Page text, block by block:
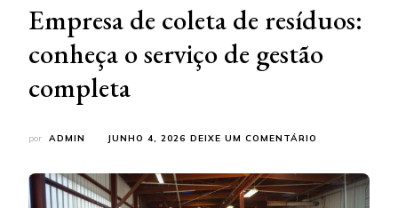
Empresa de coleta de resíduos:
conheça o serviço de gestão
completa
por ADMIN JUNHO 4, 2026 DEIXE UM COMENTÁRIO
COLETA
DE